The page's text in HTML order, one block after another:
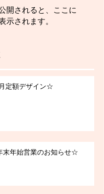
開されると、ここに
示されます。
定額デザイン☆
末年始営業のお知らせ☆